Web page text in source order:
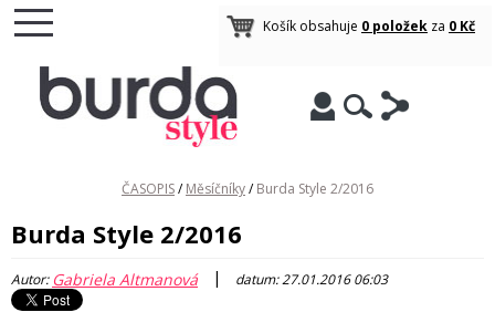
Košík obsahuje 0 položek za 0 Kč
ČASOPIS/ Měsíčníky/ Burda Style 2/2016
Burda Style 2/2016
Autor: Gabriela Altmanová | datum: 27.01.2016 06:03